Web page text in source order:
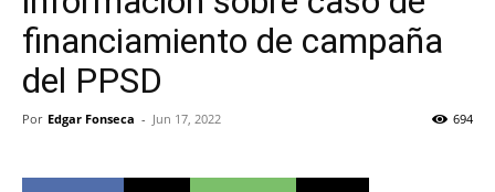
financiamiento de campaña
del PPSD
Por Edgar Fonseca - Jun 17, 2022 694